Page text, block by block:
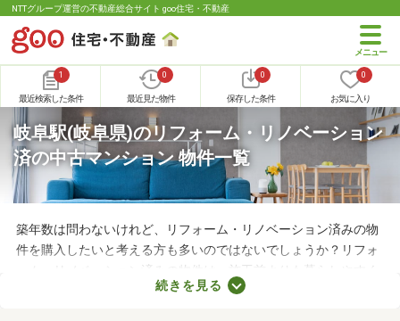
NTTグループ運営の不動産総合サイト goo住宅・不動産
1
最近検索した条件
0
最近見た物件
0
保存した条件
0
お気に入り
岐阜駅(岐阜県)のリフォーム・リノベーション
済の中古マンション 物件一覧
築年数は問わないけれど、リフォーム・リノベーション済みの物
件を購入したいと考える方も多いのではないでしょうか？リフォ
ーム・リノベーション済みの物件は、施工前よりも暮らしやすく
なっていることがポイント。住みやすさを感じられる最良の物件
続きを見る